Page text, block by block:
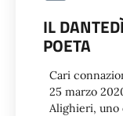
IL
POETA
Cari
25 marzo
Alighieri, uno